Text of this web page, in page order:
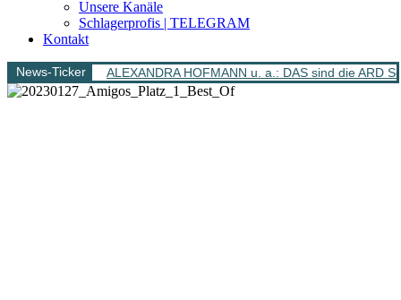
Unsere Kanäle
Schlagerprofis | TELEGRAM
Kontakt
News-Ticker ALEXANDRA HOFMANN u. a.: DAS sind die ARD